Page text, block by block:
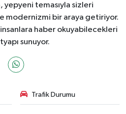
temasıyla sizleri
modernizmi bir araya getiriyor.
haber okuyabilecekleri
sunuyor.
Trafik Durumu